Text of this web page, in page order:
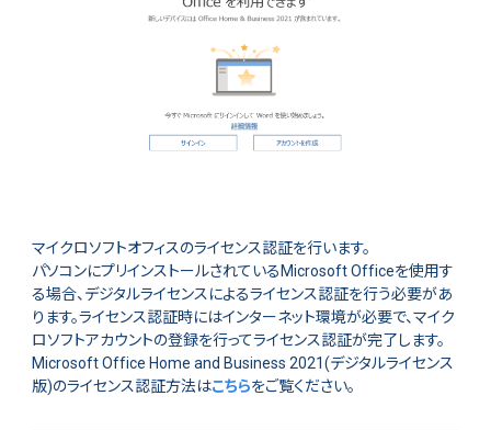
マイクロソフトオフィスのライセンス認証を行います。
パソコンにプリインストールされているMicrosoft Officeを使用す
る場合、デジタルライセンスによるライセンス認証を行う必要があ
ります。ライセンス認証時にはインターネット環境が必要で、マイク
ロソフトアカウントの登録を行ってライセンス認証が完了します。
Microsoft Office Home and Business 2021(デジタルライセンス
版)のライセンス認証方法はこちらをご覧ください。